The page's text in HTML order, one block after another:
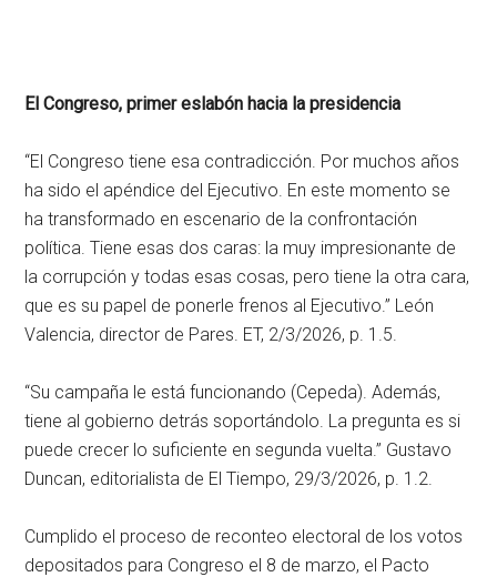
El Congreso, primer eslabón hacia la presidencia
“El Congreso tiene esa contradicción. Por muchos años
ha sido el apéndice del Ejecutivo. En este momento se
ha transformado en escenario de la confrontación
política. Tiene esas dos caras: la muy impresionante de
la corrupción y todas esas cosas, pero tiene la otra cara,
que es su papel de ponerle frenos al Ejecutivo.” León
Valencia, director de Pares. ET, 2/3/2026, p. 1.5.
“Su campaña le está funcionando (Cepeda). Además,
tiene al gobierno detrás soportándolo. La pregunta es si
puede crecer lo suficiente en segunda vuelta.” Gustavo
Duncan, editorialista de El Tiempo, 29/3/2026, p. 1.2.
Cumplido el proceso de reconteo electoral de los votos
depositados para Congreso el 8 de marzo, el Pacto